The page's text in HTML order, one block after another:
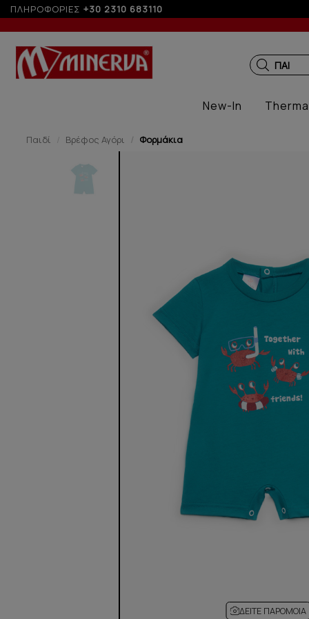
ΠΛΗΡΟΦΟΡΙΕΣ +30 2310 683110
δόσεις με πιστωτική άνω των 50€
New-In
Παιδί Βρέφος Αγόρι Φορμάκια
ΔΕΊΤΕ ΠΑΡΌΜΟΙΑ